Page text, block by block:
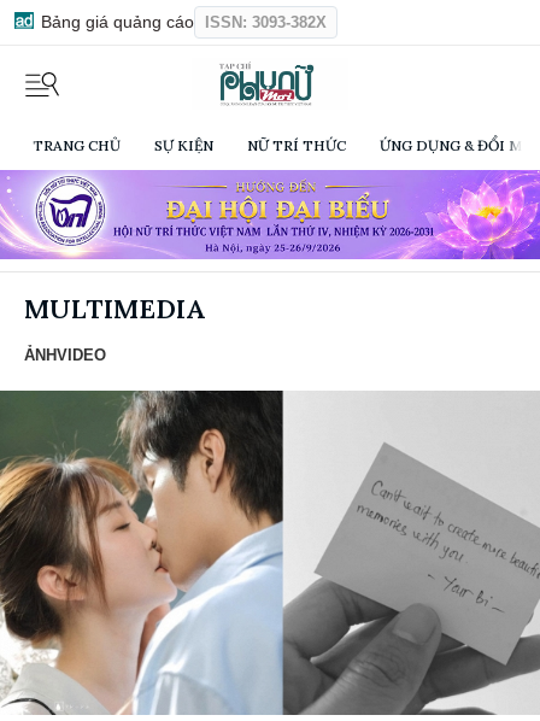
Bảng giá quảng cáo ISSN: 3093-382X
TRANG CHỦ SỰ KIỆN NỮ TRÍ THỨC ỨNG DỤNG & ĐỔI
MULTIMEDIA
ẢNHVIDEO